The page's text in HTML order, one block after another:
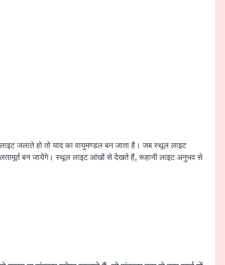
जलाते हो तो याद का वायुमण्डल बन जाता है। जब स्थूल लाइट
बन जायेंगे। स्थूल लाइट आंखों से देखते हैं, रूहानी लाइट अनुभव से